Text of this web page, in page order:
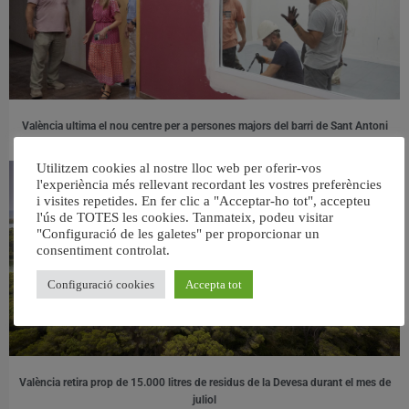
València ultima el nou centre per a persones majors del barri de Sant Antoni
6 agost, 2026
València retira prop de 15.000 litres de residus de la Devesa durant el mes de
juliol
Utilitzem cookies al nostre lloc web per oferir-vos
l'experiència més rellevant recordant les vostres preferències
i visites repetides. En fer clic a "Acceptar-ho tot", accepteu
l'ús de TOTES les cookies. Tanmateix, podeu visitar
"Configuració de les galetes" per proporcionar un
consentiment controlat.
Configuració cookies Accepta tot